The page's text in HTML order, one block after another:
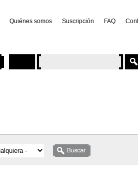
Quiénes somos Suscripción FAQ